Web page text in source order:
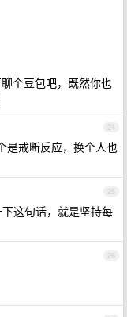
个豆包吧，既然你也
24
是戒断反应，换个人也
25
这句话，就是坚持每
26